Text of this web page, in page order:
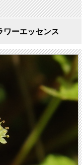
ワーエッセンス